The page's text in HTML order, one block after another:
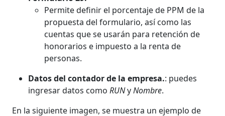
Permite definir el porcentaje de PPM de la
propuesta del formulario, así como las
cuentas que se usarán para retención de
honorarios e impuesto a la renta de
personas.
Datos del contador de la empresa.: puedes
ingresar datos como RUNyNombre.
En la siguiente imagen, se muestra un ejemplo de